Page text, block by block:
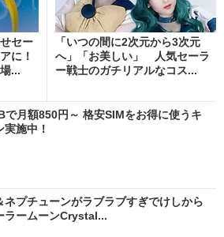
セー
に！
...
「いつの間に2次元から3次元
へ」「お美しい」 人気セーラ
ー戦士のガチリアルなコス...
で月額850円～ 格安SIMをお得に使うキ
実施中！
ネプチューンがラブラブすぎでけしから
ームーンCrystal...